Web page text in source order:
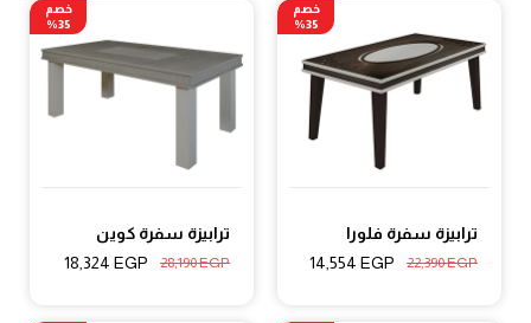
ترابيزة سفرة فلورا
22,390EGP
14,554 EGP
خصم
35%
ترابيزة سفرة كوين
28,190EGP
18,324 EGP
خصم
35%